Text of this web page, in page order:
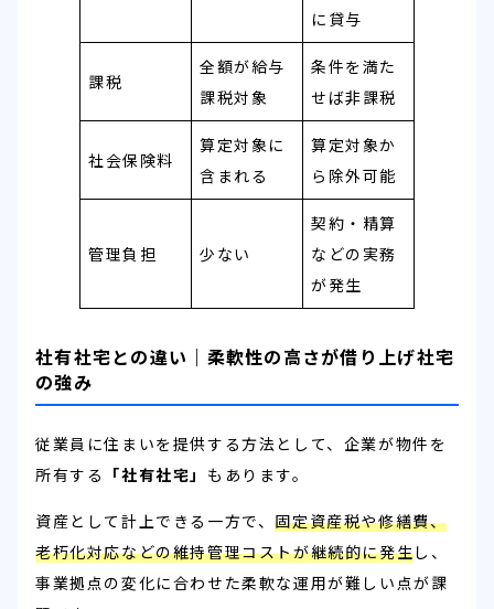
に貸与
課税
全額が給与
課税対象
条件を満た
せば非課税
社会保険料
算定対象に
含まれる
算定対象か
ら除外可能
管理負担 少ない
契約・精算
などの実務
が発生
社有社宅との違い｜柔軟性の高さが借り上げ社宅
の強み
従業員に住まいを提供する方法として、企業が物件を
所有する 「社有社宅」 もあります。
資産として計上できる一方で、固定資産税や修繕費、
老朽化対応などの維持管理コストが継続的に発生し、
事業拠点の変化に合わせた柔軟な運用が難しい点が課